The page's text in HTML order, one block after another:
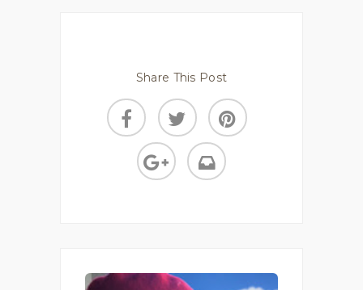
Share This Post